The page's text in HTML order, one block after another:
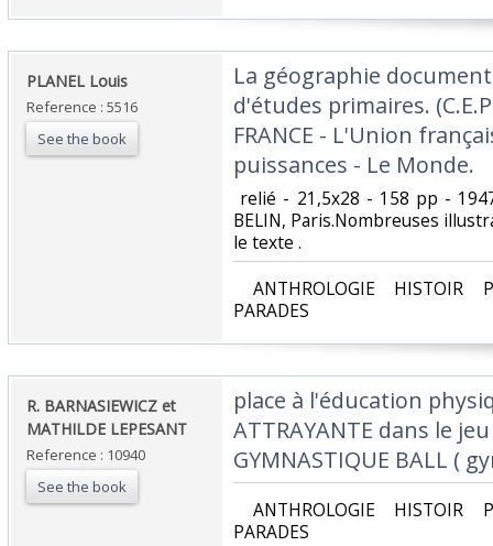
‎PLANEL Louis‎
Reference : 5516
See the book
‎La géographie
d'études primaires.
FRANCE - L'Union
puissances - Le Monde.‎
relié - 21,5x28 - 158 pp -
BELIN, Paris.Nombreuses
le texte .‎
ANTHROLOGIE HISTOIR
PARADES‎
‎R. BARNASIEWICZ et
MATHILDE LEPESANT‎
Reference : 10940
See the book
‎place à l'éducation
ATTRAYANTE dans le
GYMNASTIQUE BALL (
ANTHROLOGIE HISTOIR
PARADES‎